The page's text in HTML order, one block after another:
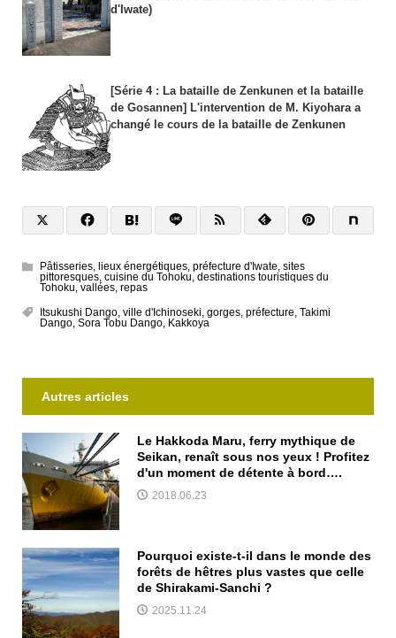
d'Iwate)
[Série 4 : La bataille de Zenkunen et la bataille
de Gosannen] L'intervention de M. Kiyohara a
changé le cours de la bataille de Zenkunen
Pâtisseries, lieux énergétiques, préfecture d'Iwate, sites
pittoresques, cuisine du Tohoku, destinations touristiques du
Tohoku, vallées, repas
Itsukushi Dango, ville d'Ichinoseki, gorges, préfecture, Takimi
Dango, Sora Tobu Dango, Kakkoya
Autres articles
Le Hakkoda Maru, ferry mythique de
Seikan, renaît sous nos yeux ! Profitez
d'un moment de détente à bord….
2018.06.23
Pourquoi existe-t-il dans le monde des
forêts de hêtres plus vastes que celle
de Shirakami-Sanchi ?
2025.11.24